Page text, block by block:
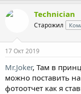
Technician
Старожил
17 Окт 2019
Mr.Joker, Там в
можно поставить
фотоотчет как я